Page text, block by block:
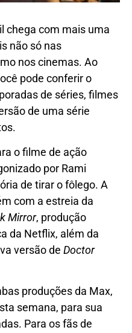
chega com mais uma
não só nas
nos cinemas. Ao
pode conferir o
de séries, filmes
de uma série
o filme de ação
por Rami
de tirar o fôlego. A
com a estreia da
Mirror, produção
da Netflix, além da
versão de Doctor
produções da Max,
semana, para sua
Para os fãs de